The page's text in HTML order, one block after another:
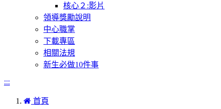
核心２:影片
領導獎勵說明
中心職掌
下載專區
相關法規
新生必做10件事
:::
首頁